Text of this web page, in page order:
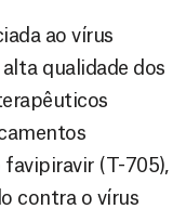
ao vírus
qualidade dos
(T-705),
contra o vírus